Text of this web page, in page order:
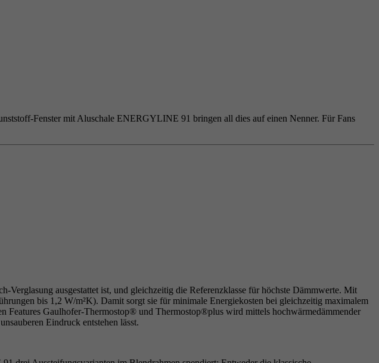
Fenster mit Aluschale ENERGYLINE 91 bringen all dies auf einen Nenner. Für Fans
ausgestattet ist, und gleichzeitig die Referenzklasse für höchste Dämmwerte. Mit
bis 1,2 W/m²K). Damit sorgt sie für minimale Energiekosten bei gleichzeitig maximalem
Gaulhofer-Thermostop® und Thermostop®plus wird mittels hochwärmedämmender
Eindruck entstehen lässt.